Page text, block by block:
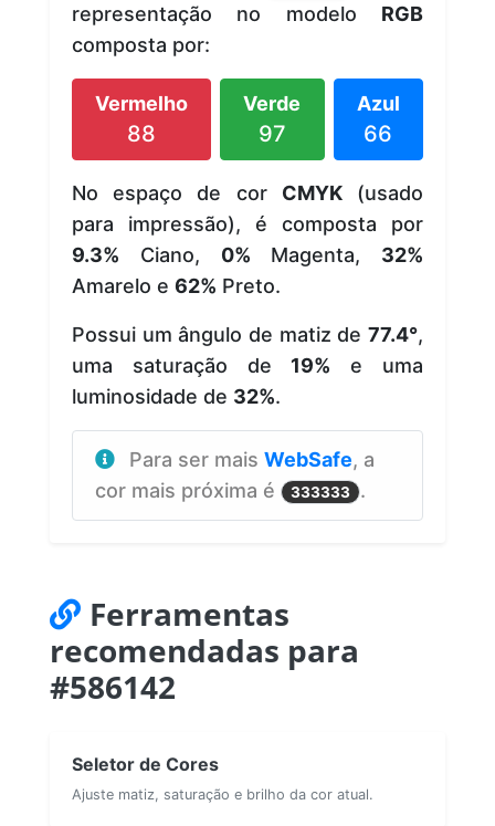
representação no modelo RGB
composta por:
Vermelho
88
Verde
97
Azul
66
No espaço de cor CMYK(usado
para impressão), é composta por
9.3% Ciano, 0% Magenta, 32%
Amarelo e 62% Preto.
Possui um ângulo de matiz de 77.4°,
uma saturação de 19% e uma
luminosidade de 32%.
Para ser mais WebSafe, a
cor mais próxima é
333333 .
Ferramentas
recomendadas para
#586142
Seletor de Cores
Ajuste matiz, saturação e brilho da cor atual.